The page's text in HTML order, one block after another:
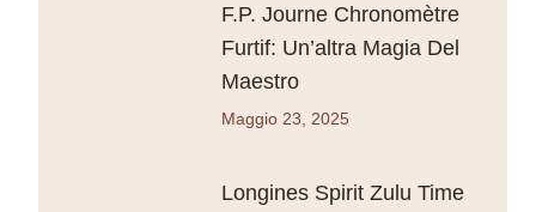
F.P. Journe Chronomètre
Furtif: Un’altra Magia Del
Maestro
Maggio 23, 2025
Longines Spirit Zulu Time